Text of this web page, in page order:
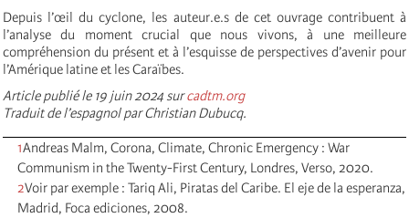
Depuis l’œil du cyclone, les auteur.e.s de cet ouvrage contribuent à
l’analyse du moment crucial que nous vivons, à une meilleure
compréhension du présent et à l’esquisse de perspectives d’avenir pour
l’Amérique latine et les Caraïbes.
Article publié le 19 juin 2024 surcadtm.org
Traduit de l’espagnol par Christian Dubucq.
1Andreas Malm, Corona, Climate, Chronic Emergency : War
Communism in the Twenty-First Century, Londres, Verso, 2020.
2Voir par exemple : Tariq Ali, Piratas del Caribe. El eje de la esperanza,
Madrid, Foca ediciones, 2008.